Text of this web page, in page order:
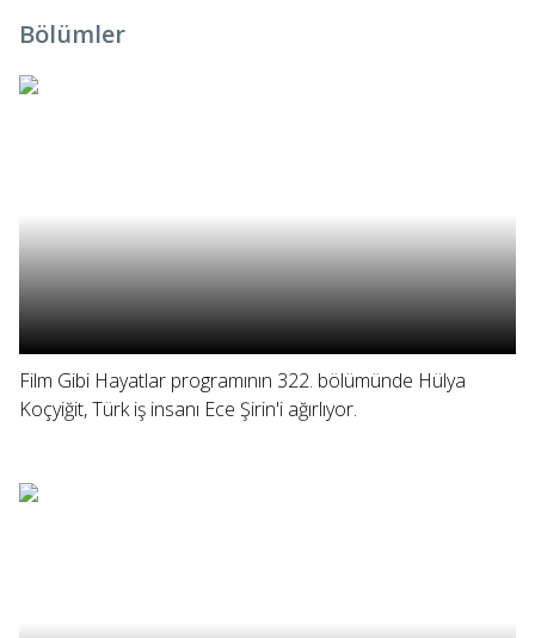
Bölümler
Film Gibi Hayatlar programının 322. bölümünde Hülya
Koçyiğit, Türk iş insanı Ece Şirin'i ağırlıyor.